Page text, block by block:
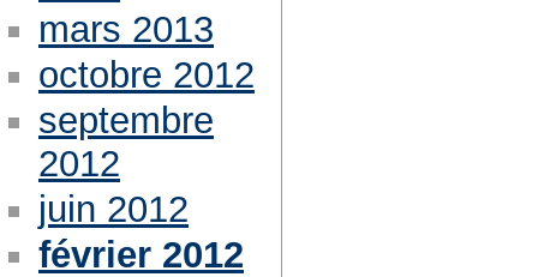
mars 2013
octobre 2012
septembre
2012
juin 2012
février 2012